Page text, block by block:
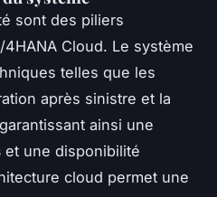
sont des piliers
Cloud. Le système
telles que les
après sinistre et la
ainsi une
et une disponibilité
cloud permet une